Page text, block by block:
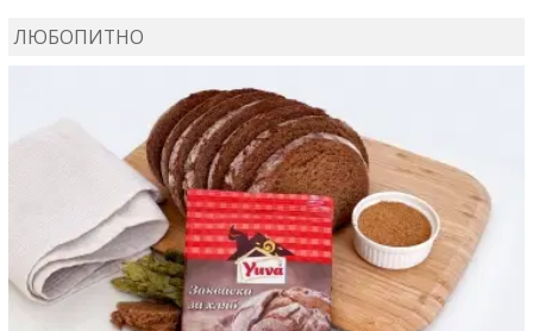
ЛЮБОПИТНО